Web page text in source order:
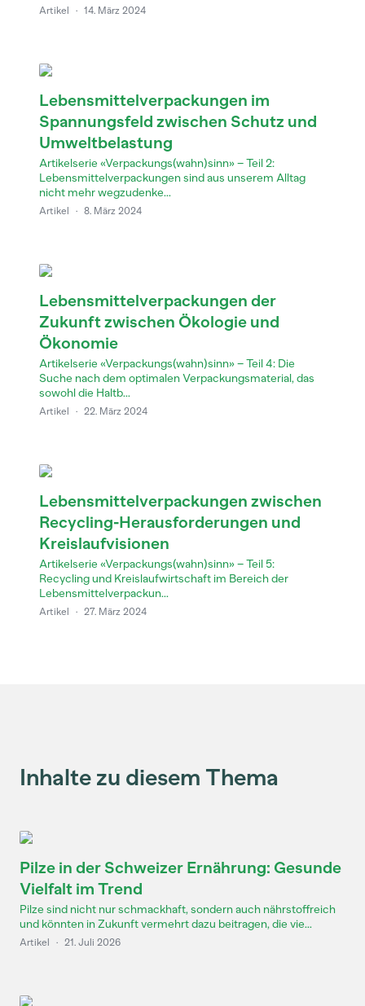
Artikel · 14. März 2024
Lebensmittelverpackungen im
Spannungsfeld zwischen Schutz und
Umweltbelastung
Artikelserie «Verpackungs(wahn)sinn» – Teil 2:
Lebensmittelverpackungen sind aus unserem Alltag
nicht mehr wegzudenke...
Artikel · 8. März 2024
Lebensmittelverpackungen der
Zukunft zwischen Ökologie und
Ökonomie
Artikelserie «Verpackungs(wahn)sinn» – Teil 4: Die
Suche nach dem optimalen Verpackungsmaterial, das
sowohl die Haltb...
Artikel · 22. März 2024
Lebensmittelverpackungen zwischen
Recycling-Herausforderungen und
Kreislaufvisionen
Artikelserie «Verpackungs(wahn)sinn» – Teil 5:
Recycling und Kreislaufwirtschaft im Bereich der
Lebensmittelverpackun...
Artikel · 27. März 2024
Inhalte zu diesem Thema
Pilze in der Schweizer Ernährung: Gesunde
Vielfalt im Trend
Pilze sind nicht nur schmackhaft, sondern auch nährstoffreich
und könnten in Zukunft vermehrt dazu beitragen, die vie...
Artikel · 21. Juli 2026